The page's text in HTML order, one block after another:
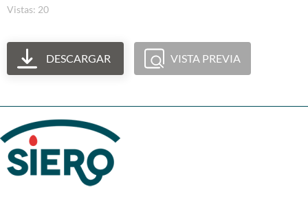
Vistas: 20
DESCARGAR VISTA PREVIA